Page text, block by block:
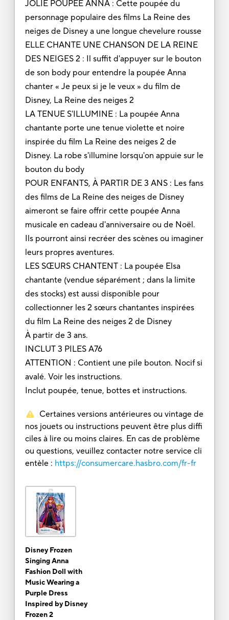
JOLIE POUPÉE ANNA : Cette poupée du
personnage populaire des films La Reine des
neiges de Disney a une longue chevelure rousse
ELLE CHANTE UNE CHANSON DE LA REINE
DES NEIGES 2 : Il suffit d'appuyer sur le bouton
de son body pour entendre la poupée Anna
chanter « Je peux si je le veux » du film de
Disney, La Reine des neiges 2
LA TENUE S'ILLUMINE : La poupée Anna
chantante porte une tenue violette et noire
inspirée du film La Reine des neiges 2 de
Disney. La robe s'illumine lorsqu'on appuie sur le
bouton du body
POUR ENFANTS, À PARTIR DE 3 ANS : Les fans
des films de La Reine des neiges de Disney
aimeront se faire offrir cette poupée Anna
musicale en cadeau d'anniversaire ou de Noël.
Ils pourront ainsi recréer des scènes ou imaginer
leurs propres aventures.
LES SŒURS CHANTENT : La poupée Elsa
chantante (vendue séparément ; dans la limite
des stocks) est aussi disponible pour
collectionner les 2 sœurs chantantes inspirées
du film La Reine des neiges 2 de Disney
À partir de 3 ans.
INCLUT 3 PILES A76
ATTENTION : Contient une pile bouton. Nocif si
avalé. Voir les instructions.
Inclut poupée, tenue, bottes et instructions.
Certaines versions antérieures ou vintage de
nos jouets ou instructions peuvent être plus diffi
ciles à lire ou moins claires. En cas de problème
ou questions, veuillez contacter notre service cli
entèle : https://consumercare.hasbro.com/fr-fr
Disney Frozen
Singing Anna
Fashion Doll with
Music Wearing a
Purple Dress
Inspired by Disney
Frozen 2